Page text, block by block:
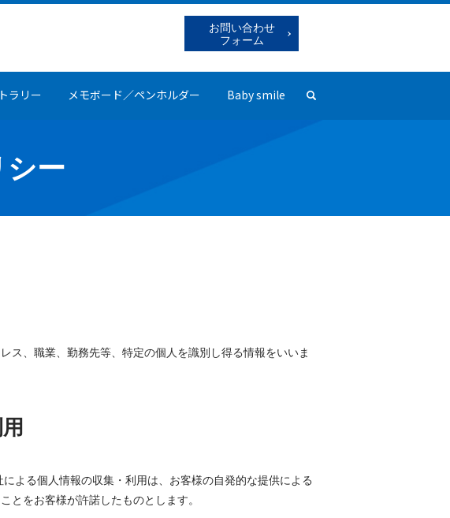
お問い合わせ
フォーム
ラリー メモボード／ペンホルダー Baby smile search
ー
ス、職業、勤務先等、特定の個人を識別し得る情報をいいま
よる個人情報の収集・利用は、お客様の自発的な提供による
とをお客様が許諾したものとします。